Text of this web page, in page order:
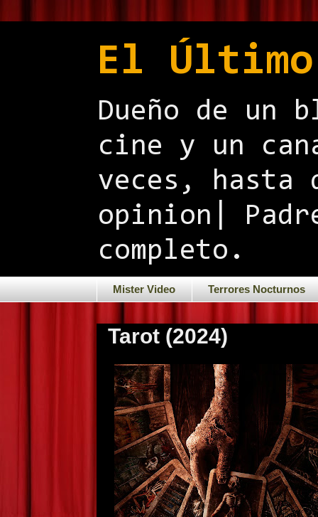
El
Dueño de un
cine y un
veces, hasta
opinion|
completo.
Mister Video Terrores Nocturnos
Tarot (2024)